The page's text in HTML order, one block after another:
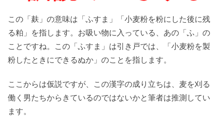
この「麸」の意味は「ふすま」「小麦粉を粉にした後に残
る粕」を指します。お吸い物に入っている、あの「ふ」の
ことですね。この「ふすま」は引き戸では、「小麦粉を製
粉したときにできるぬか」のことを指します。
ここからは仮説ですが、この漢字の成り立ちは、麦を刈る
働く男たちからきているのではないかと筆者は推測してい
ます。